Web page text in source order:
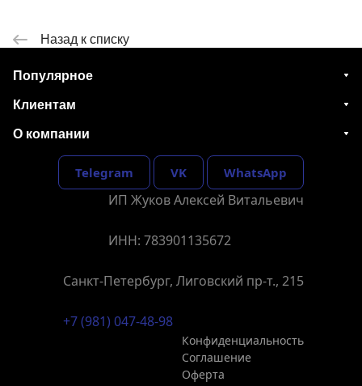
Назад к списку
Популярное
Клиентам
О компании
Telegram VK WhatsApp
ИП Жуков Алексей Витальевич
ИНН: 783901135672
Санкт-Петербург, Лиговский пр-т., 215
+7 (981) 047-48-98
Конфиденциальность
Соглашение
Оферта